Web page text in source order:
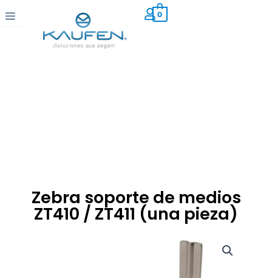
al
contenido
0
Zebra soporte de medios
ZT410 / ZT411 (una pieza)